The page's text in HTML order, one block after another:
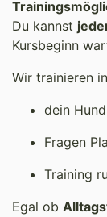
Du kannst
Kursbeginn
Wir trainieren in
dein
Fragen
Training
Egal ob